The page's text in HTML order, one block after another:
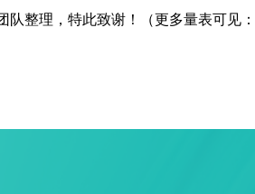
整理，特此致谢！（更多量表可见：